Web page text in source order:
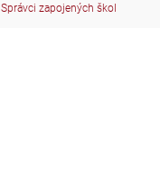
Správci zapojených škol